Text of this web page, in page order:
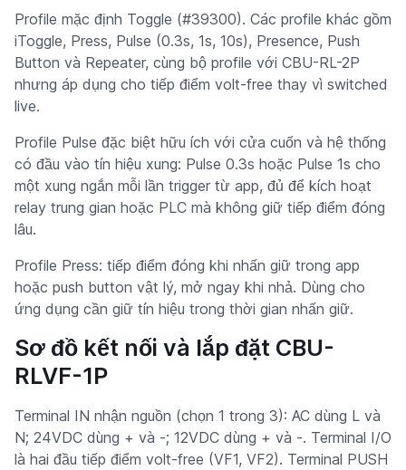
Profile mặc định Toggle (#39300). Các profile khác gồm
iToggle, Press, Pulse (0.3s, 1s, 10s), Presence, Push
Button và Repeater, cùng bộ profile với CBU-RL-2P
nhưng áp dụng cho tiếp điểm volt-free thay vì switched
live.
Profile Pulse đặc biệt hữu ích với cửa cuốn và hệ thống
có đầu vào tín hiệu xung: Pulse 0.3s hoặc Pulse 1s cho
một xung ngắn mỗi lần trigger từ app, đủ để kích hoạt
relay trung gian hoặc PLC mà không giữ tiếp điểm đóng
lâu.
Profile Press: tiếp điểm đóng khi nhấn giữ trong app
hoặc push button vật lý, mở ngay khi nhả. Dùng cho
ứng dụng cần giữ tín hiệu trong thời gian nhấn giữ.
Sơ đồ kết nối và lắp đặt CBU-
RLVF-1P
Terminal IN nhận nguồn (chọn 1 trong 3): AC dùng L và
N; 24VDC dùng + và -; 12VDC dùng + và -. Terminal I/O
là hai đầu tiếp điểm volt-free (VF1, VF2). Terminal PUSH